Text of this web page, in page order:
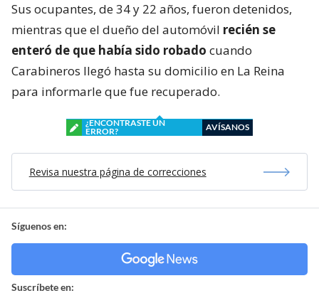
Sus ocupantes, de 34 y 22 años, fueron detenidos,
mientras que el dueño del automóvil recién se
enteró de que había sido robado cuando
Carabineros llegó hasta su domicilio en La Reina
para informarle que fue recuperado.
¿ENCONTRASTE UN
ERROR?
AVÍSANOS
Revisa nuestra página de correcciones
Síguenos en:
Suscríbete en: